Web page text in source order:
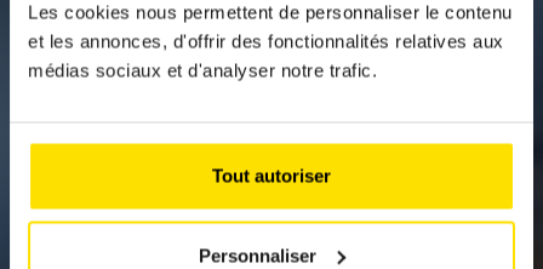
Les cookies nous permettent de personnaliser le contenu
et les annonces, d'offrir des fonctionnalités relatives aux
médias sociaux et d'analyser notre trafic.
Tout autoriser
Personnaliser
EIN SCHNITTIGER
KOMBI MIT
VOLLELEKTRISCHEM
ANTRIEB